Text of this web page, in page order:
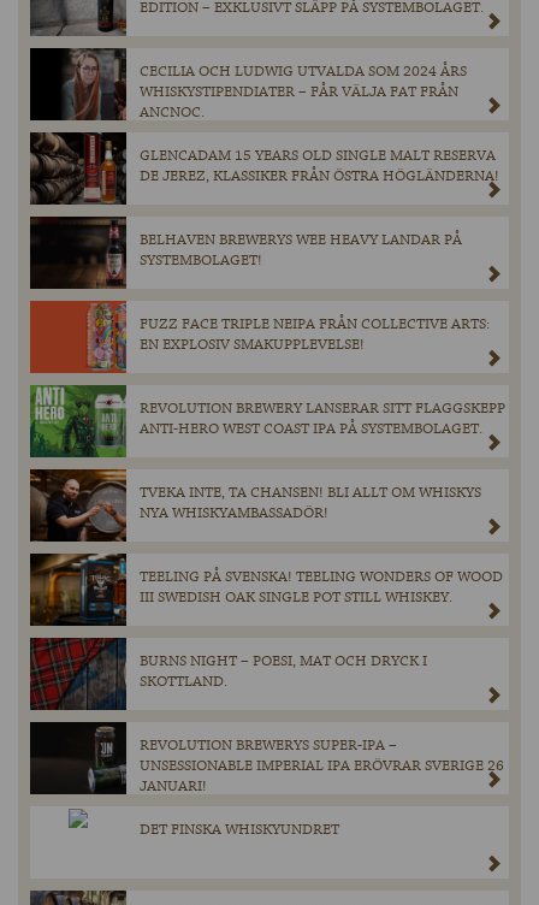
EDITION – EXKLUSIVT SLÄPP PÅ SYSTEMBOLAGET.
CECILIA OCH LUDWIG UTVALDA SOM 2024 ÅRS
WHISKYSTIPENDIATER – FÅR VÄLJA FAT FRÅN
ANCNOC.
GLENCADAM 15 YEARS OLD SINGLE MALT RESERVA
DE JEREZ, KLASSIKER FRÅN ÖSTRA HÖGLÄNDERNA!
BELHAVEN BREWERYS WEE HEAVY LANDAR PÅ
SYSTEMBOLAGET!
FUZZ FACE TRIPLE NEIPA FRÅN COLLECTIVE ARTS:
EN EXPLOSIV SMAKUPPLEVELSE!
REVOLUTION BREWERY LANSERAR SITT FLAGGSKEPP
ANTI-HERO WEST COAST IPA PÅ SYSTEMBOLAGET.
TVEKA INTE, TA CHANSEN! BLI ALLT OM WHISKYS
NYA WHISKYAMBASSADÖR!
TEELING PÅ SVENSKA! TEELING WONDERS OF WOOD
III SWEDISH OAK SINGLE POT STILL WHISKEY.
BURNS NIGHT – POESI, MAT OCH DRYCK I
SKOTTLAND.
REVOLUTION BREWERYS SUPER-IPA –
UNSESSIONABLE IMPERIAL IPA ERÖVRAR SVERIGE 26
JANUARI!
DET FINSKA WHISKYUNDRET